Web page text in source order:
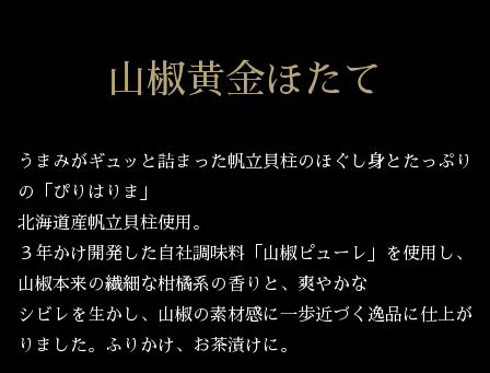
山椒黄金ほたて
うまみがギュッと詰まった帆立貝柱のほぐし身とたっぷり
の「ぴりはりま」
北海道産帆立貝柱使用。
３年かけ開発した自社調味料「山椒ピューレ」を使用し、
山椒本来の繊細な柑橘系の香りと、爽やかな
シビレを生かし、山椒の素材感に一歩近づく逸品に仕上が
りました。ふりかけ、お茶漬けに。